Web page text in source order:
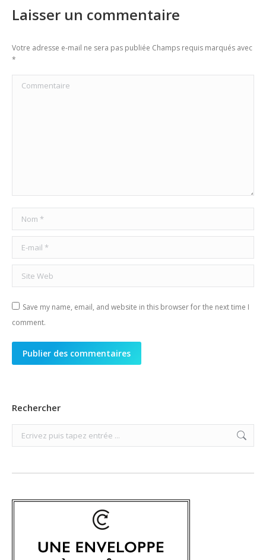
Laisser un commentaire
Votre adresse e-mail ne sera pas publiée Champs requis marqués avec
*
Commentaire
Nom *
E-mail *
Site Web
Save my name, email, and website in this browser for the next time I
comment.
Publier des commentaires
Rechercher
Search: